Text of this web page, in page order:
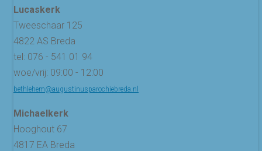
Lucaskerk
Tweeschaar 125
4822 AS Breda
tel: 076 - 541 01 94
woe/vrij: 09:00 - 12:00
bethlehem@augustinusparochiebreda.nl
Michaelkerk
Hooghout 67
4817 EA Breda